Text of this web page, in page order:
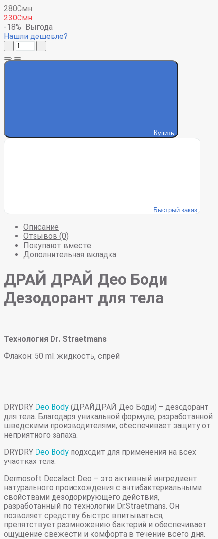
280Смн
230Смн
-18% Выгода
Нашли дешевле?
Купить
Быстрый заказ
Описание
Отзывов (0)
Покупают вместе
Дополнительная вкладка
ДРАЙ ДРАЙ Део Боди
Дезодорант для тела
Технология Dr. Straetmans
Флакон: 50 ml, жидкость, спрей
DRYDRY Deo Body (ДРАЙДРАЙ Део Боди) – дезодорант
для тела. Благодаря уникальной формуле, разработанной
шведскими производителями, обеспечивает защиту от
неприятного запаха.
DRYDRY Deo Body подходит для применения на всех
участках тела.
Dermosoft Decalact Deo – это активный ингредиент
натурального происхождения с антибактериальными
свойствами дезодорирующего действия,
разработанный по технологии Dr.Straetmans. Он
позволяет средству быстро впитываться,
препятствует размножению бактерий и обеспечивает
ощущение свежести и комфорта в течение всего дня.